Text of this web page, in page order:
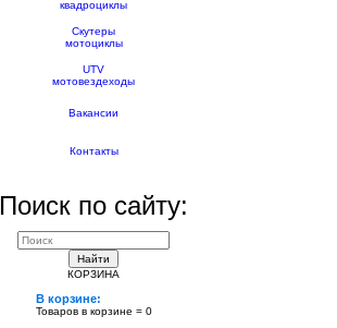
квадроциклы
Скутеры
мотоциклы
UTV
мотовездеходы
Вакансии
Контакты
Поиск по сайту:
Найти
КОРЗИНА
В корзине:
Товаров в корзине = 0